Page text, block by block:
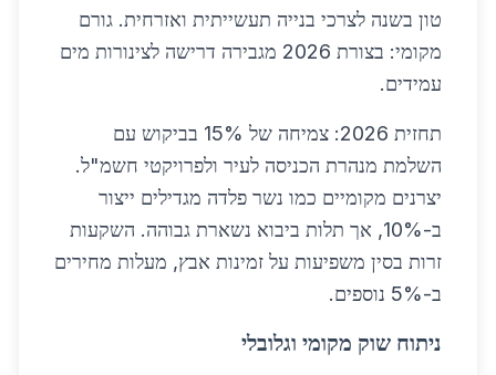
טון בשנה לצרכי בנייה תעשייתית ואזרחית. גורם
מקומי: בצורת 2026 מגבירה דרישה לצינורות מים
עמידים.
תחזית 2026: צמיחה של 15% בביקוש עם
השלמת מנהרת הכניסה לעיר ולפרויקטי חשמ"ל.
יצרנים מקומיים כמו נשר פלדה מגדילים ייצור
ב-10%, אך תלות ביבוא נשארת גבוהה. השקעות
זרות בסין משפיעות על זמינות אבץ, מעלות מחירים
ב-5% נוספים.
ניתוח שוק מקומי וגלובלי